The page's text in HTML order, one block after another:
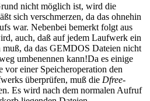
nicht möglich ist, wird die
sich verschmerzen, da das ohnehin
war. Nebenbei bemerkt folgt aus
auch, daß auf jedem Laufwerk ein
muß, da das GEMDOS Dateien nicht
umbenennen kann!Da es einige
einer Speicheroperation den
überprüfen, muß die Dfree-
Es wird nach dem normalen Aufruf